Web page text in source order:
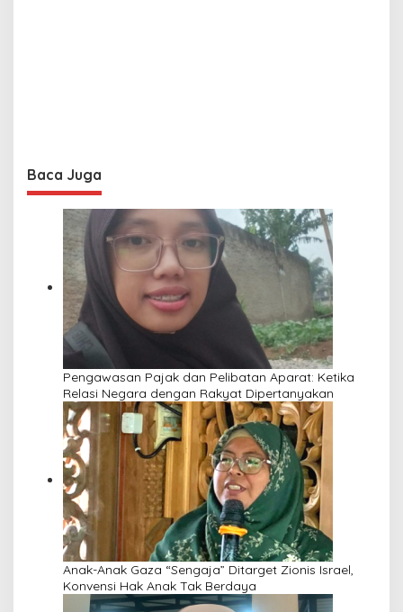
Baca Juga
Pengawasan Pajak dan Pelibatan Aparat: Ketika
Relasi Negara dengan Rakyat Dipertanyakan
Anak-Anak Gaza “Sengaja” Ditarget Zionis Israel,
Konvensi Hak Anak Tak Berdaya